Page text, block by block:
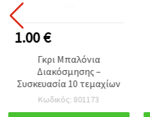
1.00 €
Γκρι Μπαλόνια
Διακόσμησης –
Συσκευασία 10 τεμαχίων
Κωδικός: 801173